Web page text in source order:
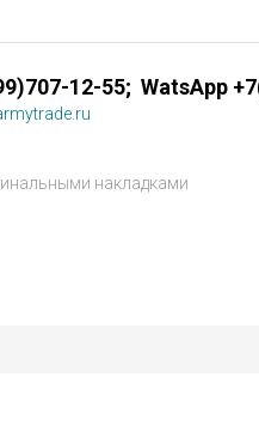
12-55; WatsApp
накладками